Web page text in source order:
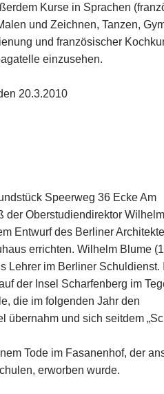
Kurse in Sprachen
und Zeichnen, Tanzen,
und französischer
einzusehen.
20.3.2010
Speerweg 36 Ecke Am
der Oberstudiendirektor Wilhelm
Entwurf des Berliner
errichten. Wilhelm Blume
Lehrer im Berliner Schuldienst.
der Insel Scharfenberg im
die im folgenden Jahr den
übernahm und sich seitdem
Tode im Fasanenhof, der
erworben wurde.